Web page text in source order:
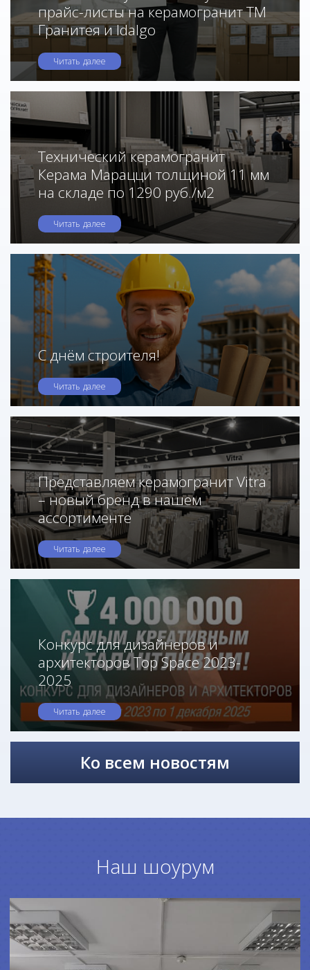
прайс-листы на керамогранит ТМ
Гранитея и Idalgo
Читать далее
Технический керамогранит
Керама Марацци толщиной 11 мм
на складе по 1290 руб./м2
Читать далее
С днём строителя!
Читать далее
Представляем керамогранит Vitra
– новый бренд в нашем
ассортименте
Читать далее
Конкурс для дизайнеров и
архитекторов Top Space 2023-
2025
Читать далее
Ко всем новостям
Наш шоурум